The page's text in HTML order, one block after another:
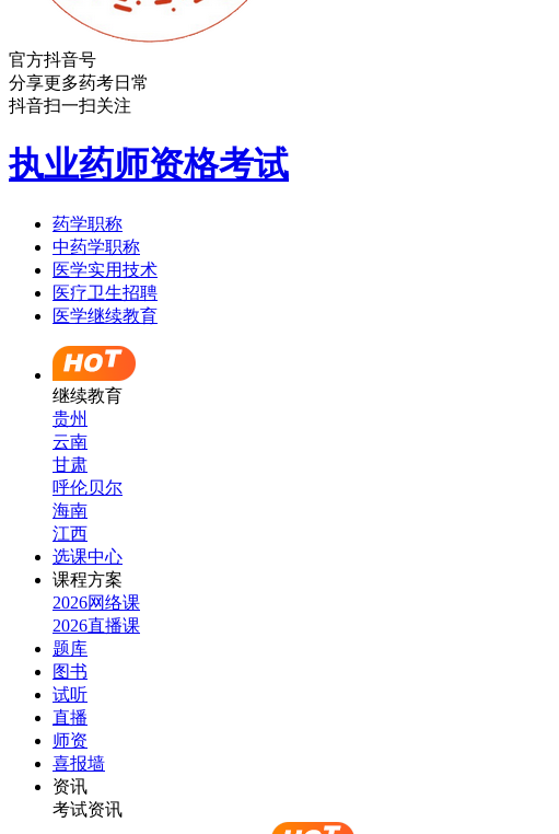
官方抖音号
分享更多药考日常
抖音扫一扫关注
执业药师资格考试
药学职称
中药学职称
医学实用技术
医疗卫生招聘
医学继续教育
继续教育
贵州
云南
甘肃
呼伦贝尔
海南
江西
选课中心
课程方案
2026网络课
2026直播课
题库
图书
试听
直播
师资
喜报墙
资讯
考试资讯